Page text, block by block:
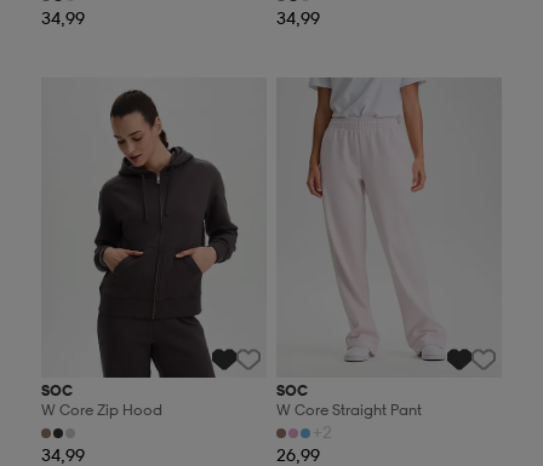
34,99 34,99
Valitse 2, maksa 44,99€
SOC
W Core Zip Hood
34,99
Valitse 2, maksa 44,99€
SOC
W Core Straight Pant
+2
26,99